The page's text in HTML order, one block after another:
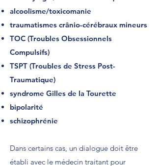
alcoolisme/toxicomanie
traumatismes crânio-cérébraux mineurs
TOC (Troubles Obsessionnels
Compulsifs)
TSPT (Troubles de Stress Post-
Traumatique)
syndrome Gilles de la Tourette
bipolarité
schizophrénie
Dans certains cas, un dialogue doit être
établi avec le médecin traitant pour